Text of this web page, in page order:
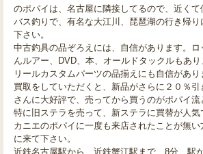
のポパイは、名古屋に隣接してるので、近くて
バス釣りで、有名な大江川、琵琶湖の行き帰
下さい。
中古釣具の品ぞろえには、自信があります。
んルアー、DVD、本、オールドタックルもあり
リールカスタムパーツの品揃えにも自信があり
買取をしていただくと、新品がさらに２０％
さんに大好評で、売ってから買うのがポパイ流
特に旧ステラを売って、新ステラに買替が人気
カニエのポパイに一度も来店されたことが無
に来て下さい。
近鉄名古屋駅から、近鉄蟹江駅まで、8分、駅